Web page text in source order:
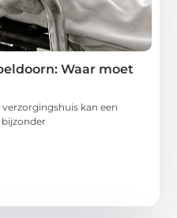
Waar moet
kan een